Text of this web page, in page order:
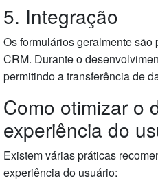
5. Integração
Os formulários geralmente
CRM. Durante o
permitindo a transferência de
Como otimizar o
experiência do
Existem várias práticas
experiência do usuário: